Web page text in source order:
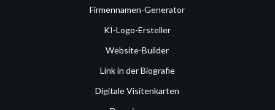
Firmennamen-Generator
KI-Logo-Ersteller
Website-Builder
Link in der Biografie
Digitale Visitenkarten